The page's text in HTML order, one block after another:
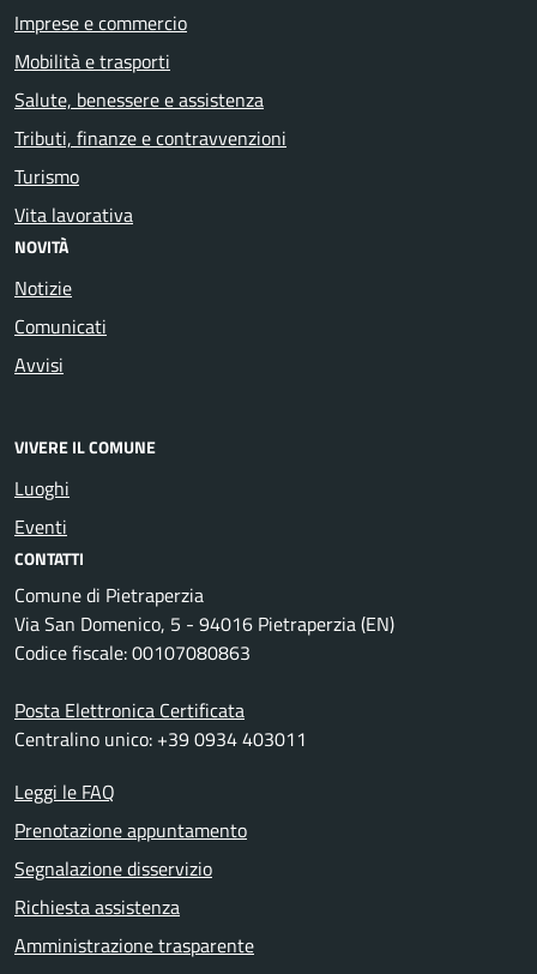
Imprese e commercio
Mobilità e trasporti
Salute, benessere e assistenza
Tributi, finanze e contravvenzioni
Turismo
Vita lavorativa
NOVITÀ
Notizie
Comunicati
Avvisi
VIVERE IL COMUNE
Luoghi
Eventi
CONTATTI
Comune di Pietraperzia
Via San Domenico, 5 - 94016 Pietraperzia (EN)
Codice fiscale: 00107080863
Posta Elettronica Certificata
Centralino unico: +39 0934 403011
Leggi le FAQ
Prenotazione appuntamento
Segnalazione disservizio
Richiesta assistenza
Amministrazione trasparente